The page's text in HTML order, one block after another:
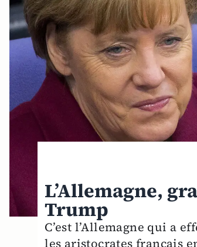
L’Allemagne,
Trump
C’est l’Allemagne qui a
les aristocrates français